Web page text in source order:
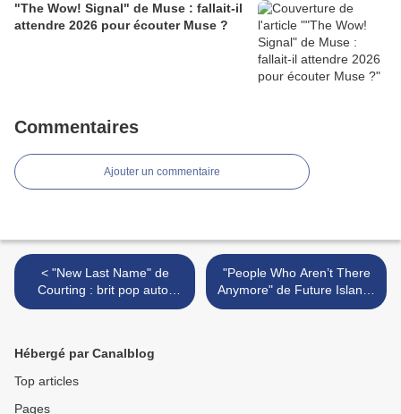
"The Wow! Signal" de Muse : fallait-il
attendre 2026 pour écouter Muse ?
Commentaires
Ajouter un commentaire
< "New Last Name" de
Courting : brit pop auto-
tunée !
"People Who Aren’t There
Anymore" de Future Islands
: Bis Repetita placent… >
Hébergé par Canalblog
Top articles
Pages